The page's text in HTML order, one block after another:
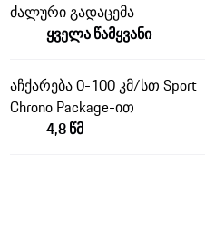
ძალური გადაცემა
ყველა წამყვანი
აჩქარება 0-100 კმ/სთ Sport
Chrono Package-ით
4,8 წმ